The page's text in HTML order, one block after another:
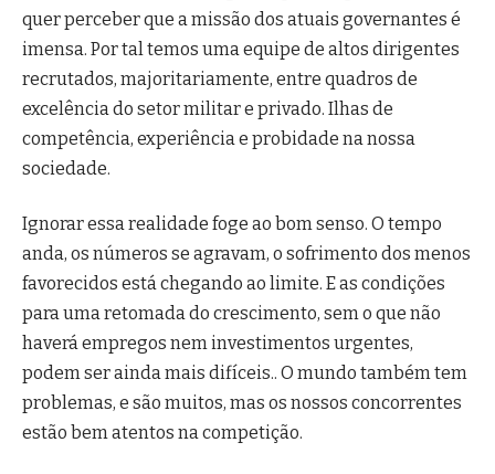
quer perceber que a missão dos atuais governantes é
imensa. Por tal temos uma equipe de altos dirigentes
recrutados, majoritariamente, entre quadros de
excelência do setor militar e privado. Ilhas de
competência, experiência e probidade na nossa
sociedade.
Ignorar essa realidade foge ao bom senso. O tempo
anda, os números se agravam, o sofrimento dos menos
favorecidos está chegando ao limite. E as condições
para uma retomada do crescimento, sem o que não
haverá empregos nem investimentos urgentes,
podem ser ainda mais difíceis.. O mundo também tem
problemas, e são muitos, mas os nossos concorrentes
estão bem atentos na competição.